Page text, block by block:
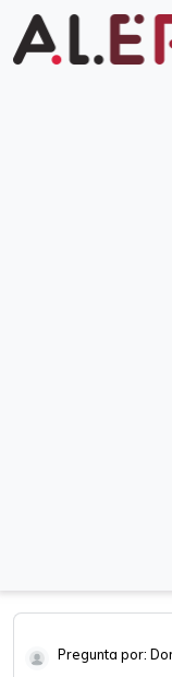
Pregunta por: